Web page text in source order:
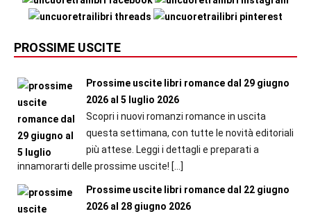
PROSSIME USCITE
Prossime uscite libri romance dal 29 giugno
2026 al 5 luglio 2026
Scopri i nuovi romanzi romance in uscita
questa settimana, con tutte le novità editoriali
più attese. Leggi i dettagli e preparati a
innamorarti delle prossime uscite! […]
Prossime uscite libri romance dal 22 giugno
2026 al 28 giugno 2026